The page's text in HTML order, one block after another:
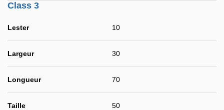
Class 3
Lester 10
Largeur 30
Longueur 70
Taille 50